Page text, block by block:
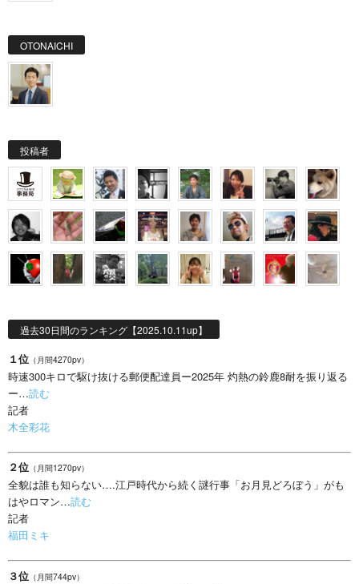
OTONAICHI
投稿者
過去30日間のランキング【2025.10.11up】
１位 （月間4270pv）
時速300キロで駆け抜ける郵便配達員ー2025年 灼熱の鈴鹿8耐を振り返る
ー…読む
記者
木全彩花
２位 （月間1270pv）
全貌は誰も知らない….江戸時代から続く謎行事「お月見どろぼう」がも
はやロマン…読む
記者
福田ミキ
３位 （月間744pv）